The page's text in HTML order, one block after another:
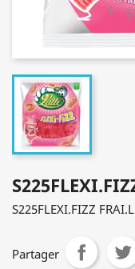
S225FLEXI.FIZZ
Partager